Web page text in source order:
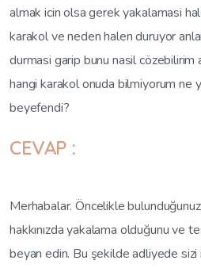
almak icin olsa gerek yakalamasi
karakol ve neden halen duruyor
durmasi garip bunu nasil
hangi karakol onuda bilmiyorum ne
beyefendi?
CEVAP :
Merhabalar. Öncelikle
hakkınızda yakalama olduğunu ve
beyan edin. Bu şekilde adliyede sizi